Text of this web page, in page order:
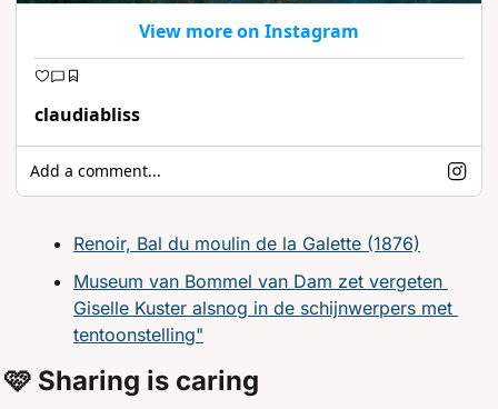
View more on Instagram
claudiabliss
Add a comment...
Renoir, Bal du moulin de la Galette (1876)
Museum van Bommel van Dam zet vergeten
Giselle Kuster alsnog in de schijnwerpers met
tentoonstelling"
🩷 Sharing is caring